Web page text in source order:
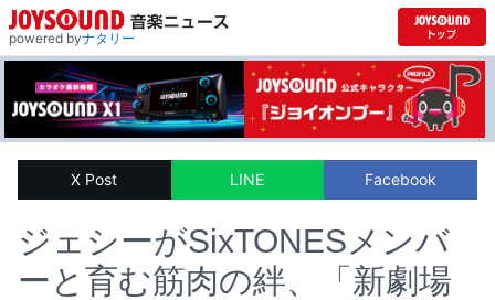
powered byナタリー
X Post LINE Facebook
ジェシーがSixTONESメンバ
ーと育む筋肉の絆、「新劇場